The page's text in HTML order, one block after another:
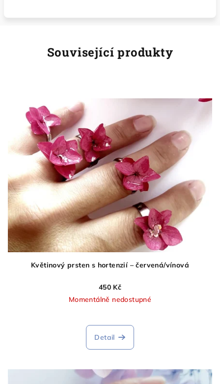
Související produkty
Květinový prsten s hortenzií – červená/vínová
450 Kč
Momentálně nedostupné
hodnocení
produktu
5
Detail